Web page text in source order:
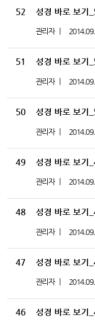
52 성경 바로 보기
관리자
51 성경 바로 보기
관리자
50 성경 바로 보기
관리자
49 성경 바로 보기
관리자
48 성경 바로 보기
관리자
47 성경 바로 보기
관리자
46 성경 바로 보기